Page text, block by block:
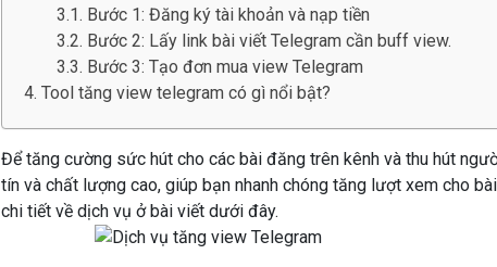
Bước 1: Đăng ký tài khoản và nạp tiền
Bước 2: Lấy link bài viết Telegram cần buff view.
Bước 3: Tạo đơn mua view Telegram
Tool tăng view telegram có gì nổi bật?
Để tăng cường sức hút cho các bài đăng trên kênh và thu hút
tín và chất lượng cao, giúp bạn nhanh chóng tăng lượt xem cho
chi tiết về dịch vụ ở bài viết dưới đây.